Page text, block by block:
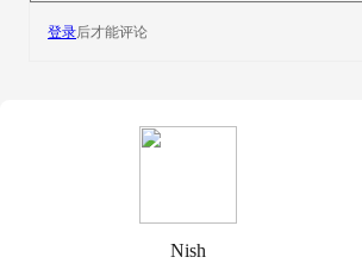
登录后才能评论
Nish